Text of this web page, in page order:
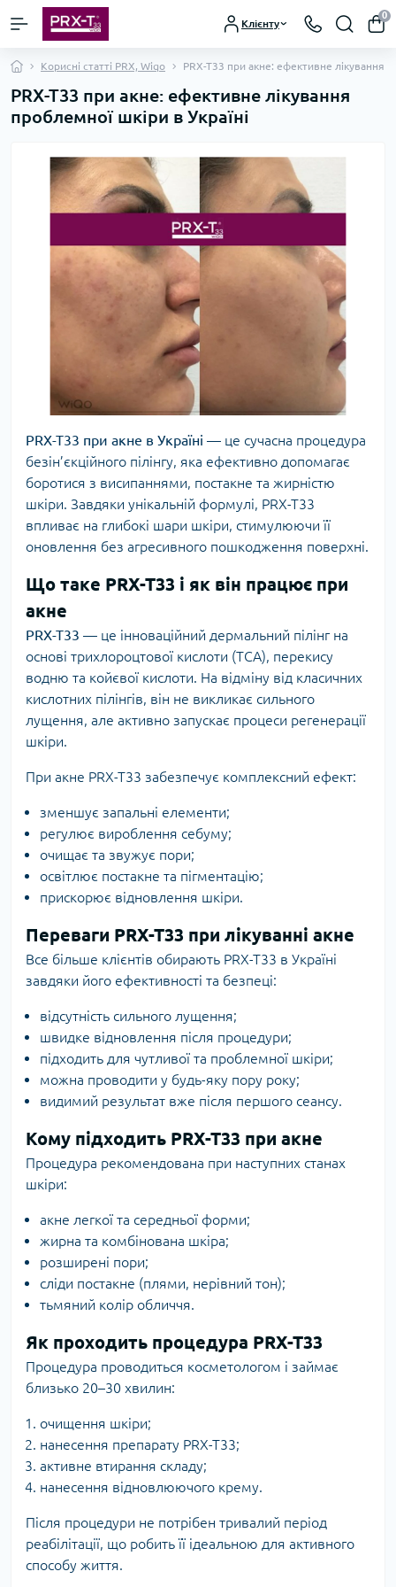
Клієнту
0
Корисні статті PRX, Wiqo PRX-T33 при акне: ефективне лікування
PRX-T33 при акне: ефективне лікування
проблемної шкіри в Україні
PRX-T33 при акне в Україні — це сучасна процедура
безін’єкційного пілінгу, яка ефективно допомагає
боротися з висипаннями, постакне та жирністю
шкіри. Завдяки унікальній формулі, PRX-T33
впливає на глибокі шари шкіри, стимулюючи її
оновлення без агресивного пошкодження поверхні.
Що таке PRX-T33 і як він працює при
акне
PRX-T33 — це інноваційний дермальний пілінг на
основі трихлороцтової кислоти (TCA), перекису
водню та койєвої кислоти. На відміну від класичних
кислотних пілінгів, він не викликає сильного
лущення, але активно запускає процеси регенерації
шкіри.
При акне PRX-T33 забезпечує комплексний ефект:
зменшує запальні елементи;
регулює вироблення себуму;
очищає та звужує пори;
освітлює постакне та пігментацію;
прискорює відновлення шкіри.
Переваги PRX-T33 при лікуванні акне
Все більше клієнтів обирають PRX-T33 в Україні
завдяки його ефективності та безпеці:
відсутність сильного лущення;
швидке відновлення після процедури;
підходить для чутливої та проблемної шкіри;
можна проводити у будь-яку пору року;
видимий результат вже після першого сеансу.
Кому підходить PRX-T33 при акне
Процедура рекомендована при наступних станах
шкіри:
акне легкої та середньої форми;
жирна та комбінована шкіра;
розширені пори;
сліди постакне (плями, нерівний тон);
тьмяний колір обличчя.
Як проходить процедура PRX-T33
Процедура проводиться косметологом і займає
близько 20–30 хвилин:
очищення шкіри;
нанесення препарату PRX-T33;
активне втирання складу;
нанесення відновлюючого крему.
Після процедури не потрібен тривалий період
реабілітації, що робить її ідеальною для активного
способу життя.